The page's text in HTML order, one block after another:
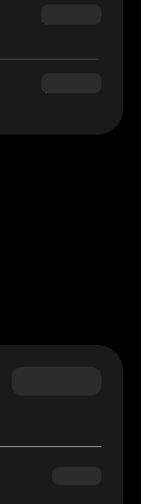
$160.00
$180.00